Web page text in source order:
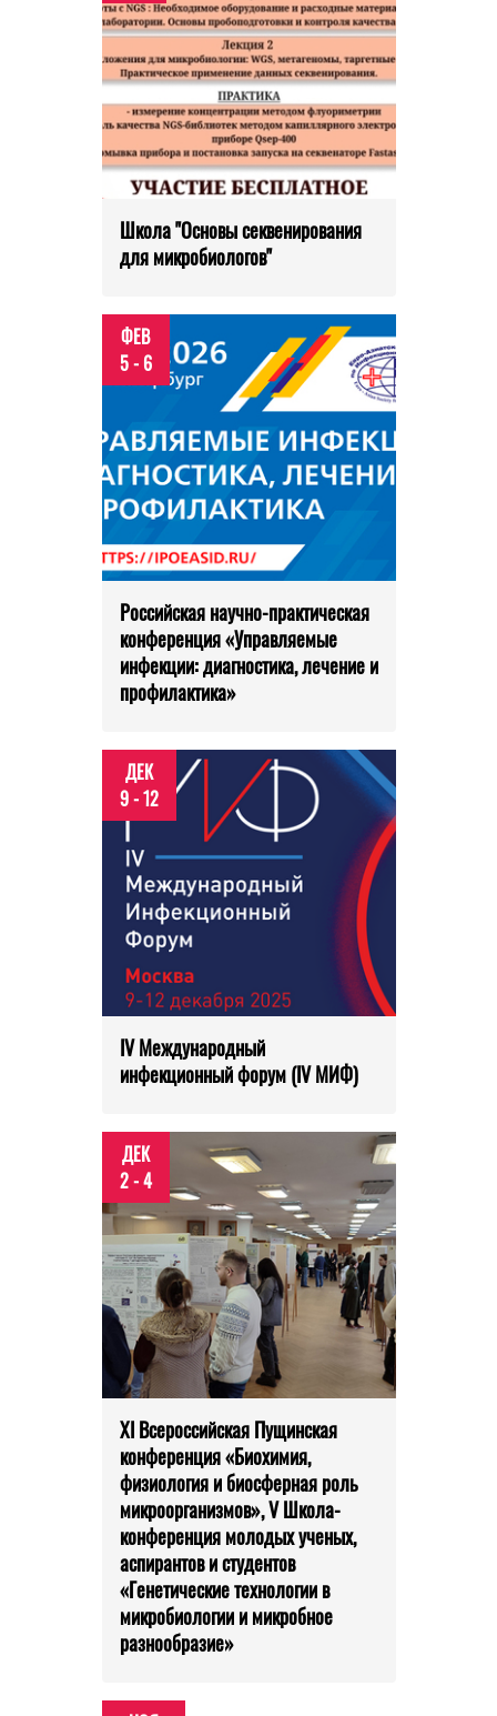
Школа "Основы секвенирования
для микробиологов"
ФЕВ
5 - 6
Российская научно-практическая
конференция «Управляемые
инфекции: диагностика, лечение и
профилактика»
ДЕК
9 - 12
IV Международный
инфекционный форум (IV МИФ)
ДЕК
2 - 4
XI Всероссийская Пущинская
конференция «Биохимия,
физиология и биосферная роль
микроорганизмов», V Школа-
конференция молодых ученых,
аспирантов и студентов
«Генетические технологии в
микробиологии и микробное
разнообразие»